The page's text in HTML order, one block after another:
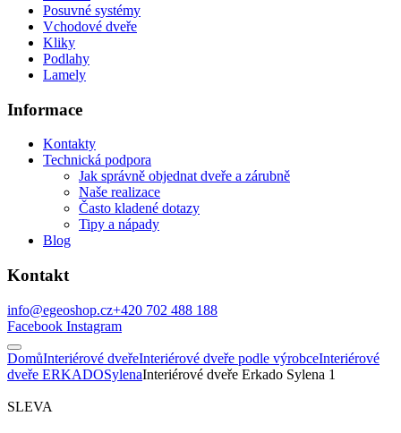
Posuvné systémy
Vchodové dveře
Kliky
Podlahy
Lamely
Informace
Kontakty
Technická podpora
Jak správně objednat dveře a zárubně
Naše realizace
Často kladené dotazy
Tipy a nápady
Blog
Kontakt
info@egeoshop.cz+420 702 488 188
Facebook Instagram
DomůInteriérové dveřeInteriérové dveře podle výrobceInteriérové
dveře ERKADOSylenaInteriérové dveře Erkado Sylena 1
SLEVA